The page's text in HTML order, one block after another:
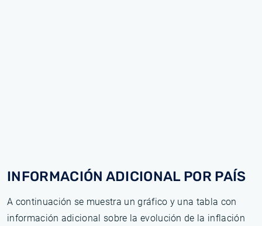
INFORMACIÓN ADICIONAL POR PAÍS
A continuación se muestra un gráfico y una tabla con
información adicional sobre la evolución de la inflación